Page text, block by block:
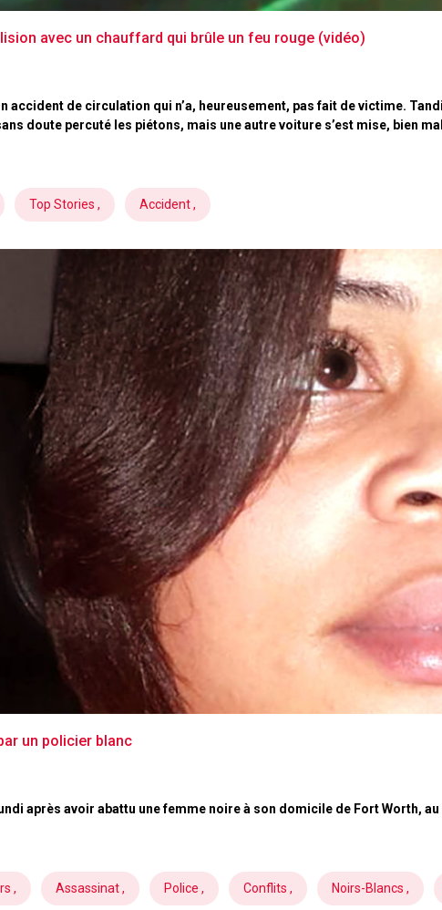
avec un chauffard qui brûle un feu rouge (vidéo)
accident de circulation qui n’a, heureusement, pas fait de victime.
doute percuté les piétons, mais une autre voiture s’est mise, bien
Top Stories , Accident ,
un policier blanc
après avoir abattu une femme noire à son domicile de Fort Worth,
, Assassinat , Police , Conflits , Noirs-Blancs ,